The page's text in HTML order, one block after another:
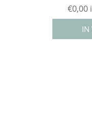
€0,00